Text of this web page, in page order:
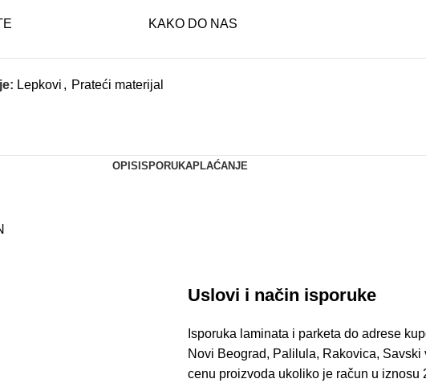
KAKO DO NAS
Lepkovi , Prateći materijal
OPIS ISPORUKAPLAĆANJE
Uslovi i način isporuke
Isporuka laminata i parketa do adrese
Novi Beograd, Palilula, Rakovica,
cenu proizvoda ukoliko je račun u